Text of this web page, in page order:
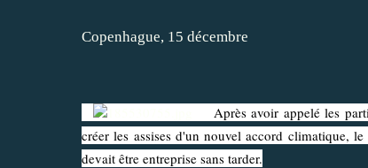
Copenhague, 15 décembre
Après avoir appelé les
créer les assises d'un nouvel accord climatique,
devait être entreprise sans tarder.